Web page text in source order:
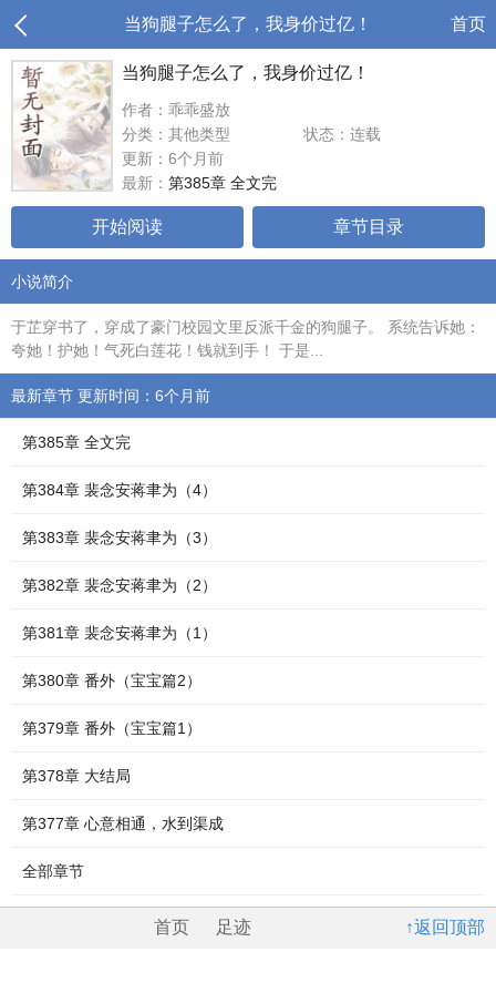
当狗腿子怎么了，我身价过亿！ 首页
当狗腿子怎么了，我身价过亿！
作者：乖乖盛放
分类：其他类型
状态：连载
更新：6个月前
最新： 第385章 全文完
开始阅读 章节目录
小说简介
于芷穿书了，穿成了豪门校园文里反派千金的狗腿子。 系统告诉她：
夸她！护她！气死白莲花！钱就到手！ 于是...
最新章节 更新时间：6个月前
第385章 全文完
第384章 裴念安蒋聿为（4）
第383章 裴念安蒋聿为（3）
第382章 裴念安蒋聿为（2）
第381章 裴念安蒋聿为（1）
第380章 番外（宝宝篇2）
第379章 番外（宝宝篇1）
第378章 大结局
第377章 心意相通，水到渠成
全部章节
↑返回顶部
首页 足迹